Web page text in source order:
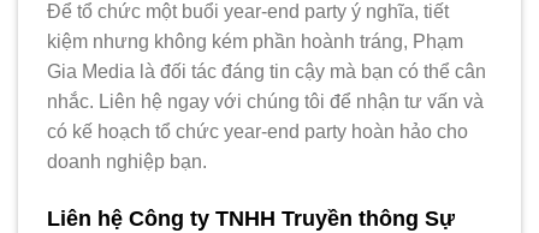
Để tổ chức một buổi year-end party ý nghĩa, tiết
kiệm nhưng không kém phần hoành tráng, Phạm
Gia Media là đối tác đáng tin cậy mà bạn có thể cân
nhắc. Liên hệ ngay với chúng tôi để nhận tư vấn và
có kế hoạch tổ chức year-end party hoàn hảo cho
doanh nghiệp bạn.
Liên hệ Công ty TNHH Truyền thông Sự